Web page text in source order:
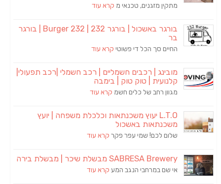
מתקין מזגנים, טכנאי מקרא עוד
בורגר באשכול | בורגר 232 | Burger 232 | בורגר
בר
החיים סך הכל די פשוטיקרא עוד
מובינג | רכבים חשמליים | רכב חשמלי |רכב תפעולי|
קלנועית | טוק טוק | בימבה
מגוון רחב של כלים חשמקרא עוד
L.T.O יעוץ משכנתאות וכלכלת משפחה | יועץ
משכנתאות באשכול
שלום לכם! שמי עפר פקרקרא עוד
SABRESA Brewery מבשלת שיכר | מבשלת בירה
אי שם במרחבי הנגב המעקרא עוד